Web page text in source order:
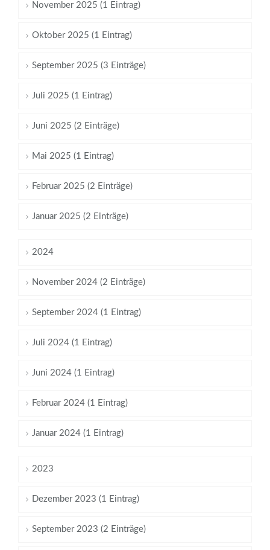
November 2025 (1 Eintrag)
Oktober 2025 (1 Eintrag)
September 2025 (3 Einträge)
Juli 2025 (1 Eintrag)
Juni 2025 (2 Einträge)
Mai 2025 (1 Eintrag)
Februar 2025 (2 Einträge)
Januar 2025 (2 Einträge)
2024
November 2024 (2 Einträge)
September 2024 (1 Eintrag)
Juli 2024 (1 Eintrag)
Juni 2024 (1 Eintrag)
Februar 2024 (1 Eintrag)
Januar 2024 (1 Eintrag)
2023
Dezember 2023 (1 Eintrag)
September 2023 (2 Einträge)